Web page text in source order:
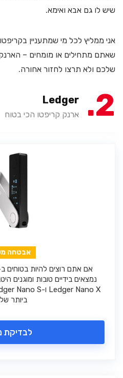
שיש לו גם אבא ואימא.
אני ממליץ לכל מי שמתעניין
שאתם מתחילים או מומחים –
שלכם ולא תרצו לחזור אחורה.
2
Ledger
ארנק קריפטו הכי בטוח
אבטחה
נמצאים בידיים טובות ומוגנים
ביותר
לבדיקת